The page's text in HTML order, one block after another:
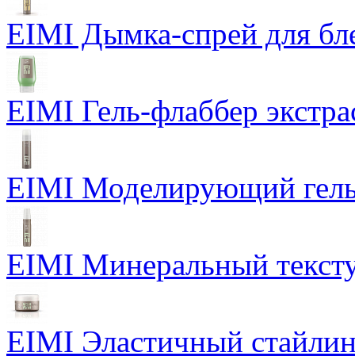
EIMI Дымка-спрей для
EIMI Гель-флаббер
EIMI Моделирующий
EIMI Минеральный
EIMI Эластичный